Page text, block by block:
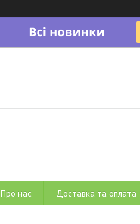
Про нас Доставка та оплата